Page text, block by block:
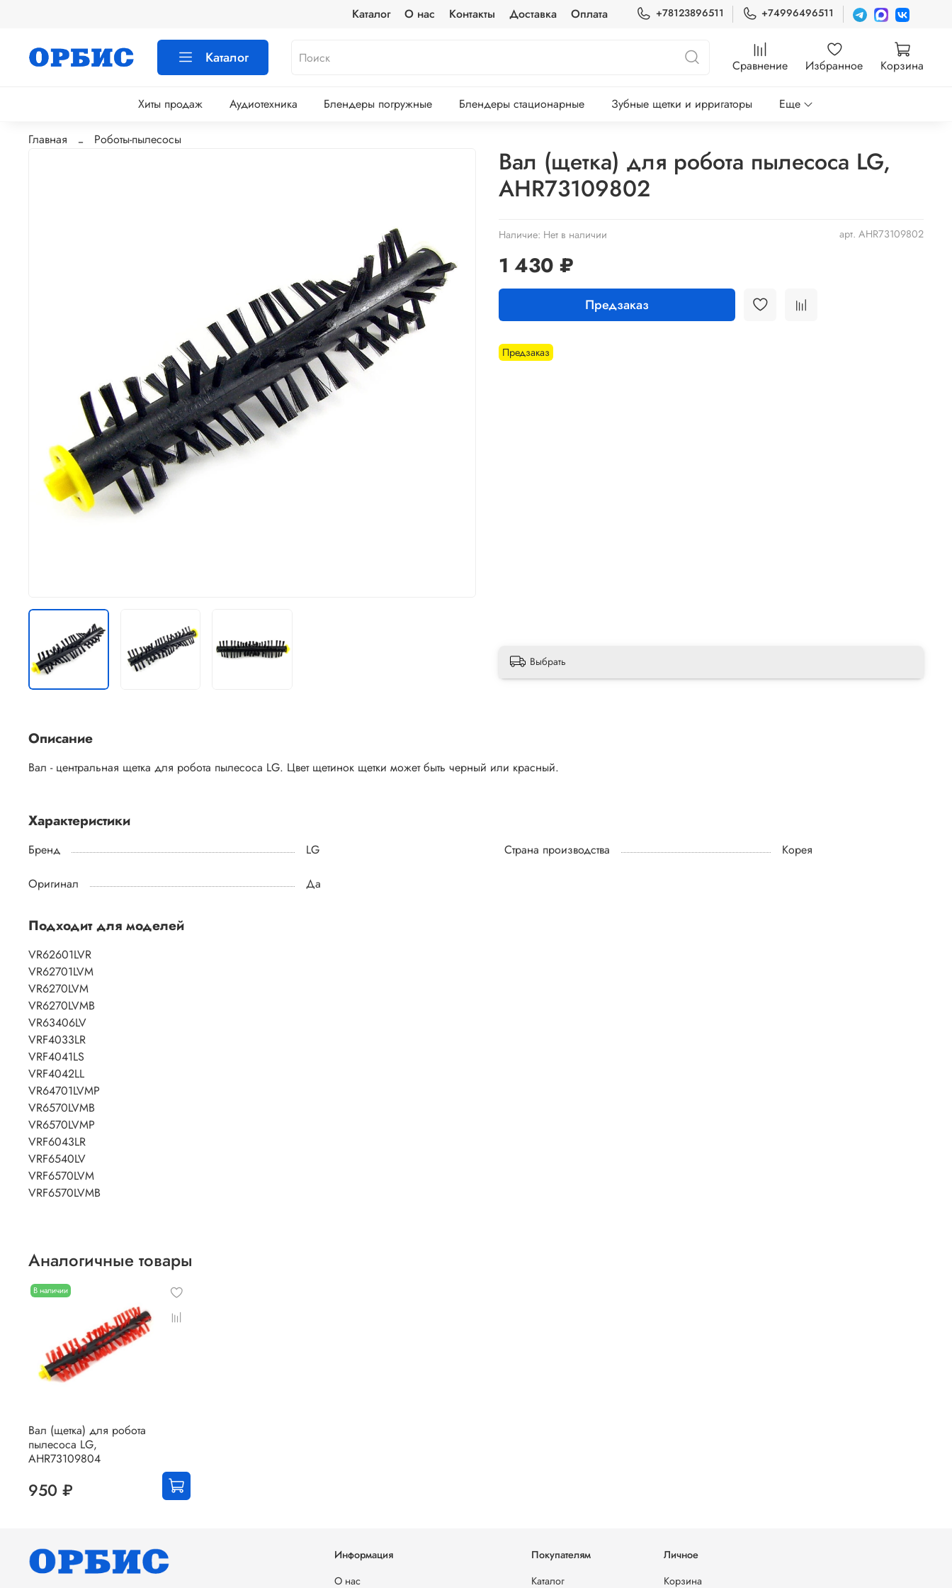
Каталог О нас Контакты Доставка Оплата +78123896511 +74996496511
Каталог Сравнение Избранное Корзина
Хиты продаж Аудиотехника Блендеры погружные Блендеры стационарные Зубные щетки и ирригаторы Еще
Главная Роботы-пылесосы
арт. AHR73109802
Наличие: Нет в наличии
Предзаказ
Вал (щетка) для робота пылесоса LG,
AHR73109802
1 430 ₽
Предзаказ
Выбрать
Описание
Вал - центральная щетка для робота пылесоса LG. Цвет щетинок щетки может быть черный или красный.
Характеристики
Бренд LG Страна производства Корея
Оригинал Да
Подходит для моделей
VR62601LVR
VR62701LVM
VR6270LVM
VR6270LVMB
VR63406LV
VRF4033LR
VRF4041LS
VRF4042LL
VR64701LVMP
VR6570LVMB
VR6570LVMP
VRF6043LR
VRF6540LV
VRF6570LVM
VRF6570LVMB
Аналогичные товары
В наличии
Вал (щетка) для робота
пылесоса LG,
AHR73109804
950 ₽
Информация
О нас
Покупателям
Каталог
Личное
Корзина